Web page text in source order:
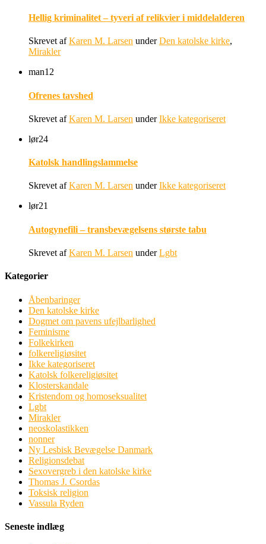
Hellig kriminalitet – tyveri af relikvier i middelalderen
Skrevet afKaren M. Larsen underDen katolske kirke,
Mirakler
man12
Ofrenes tavshed
Skrevet afKaren M. Larsen underIkke kategoriseret
lør24
Katolsk handlingslammelse
Skrevet afKaren M. Larsen underIkke kategoriseret
lør21
Autogynefili – transbevægelsens største tabu
Skrevet afKaren M. Larsen underLgbt
Kategorier
Åbenbaringer
Den katolske kirke
Dogmet om pavens ufejlbarlighed
Feminisme
Folkekirken
folkereligiøsitet
Ikke kategoriseret
Katolsk folkereligiøsitet
Klosterskandale
Kristendom og homoseksualitet
Lgbt
Mirakler
neoskolastikken
nonner
Ny Lesbisk Bevægelse Danmark
Religionsdebat
Sexovergreb i den katolske kirke
Thomas J. Csordas
Toksisk religion
Vassula Ryden
Seneste indlæg